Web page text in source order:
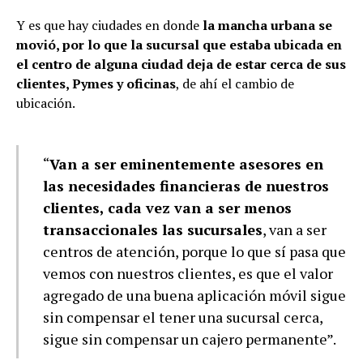
Y es que hay ciudades en donde la mancha urbana se
movió, por lo que la sucursal que estaba ubicada en
el centro de alguna ciudad deja de estar cerca de sus
clientes, Pymes y oficinas, de ahí el cambio de
ubicación.
“Van a ser eminentemente asesores en
las necesidades financieras de nuestros
clientes, cada vez van a ser menos
transaccionales las sucursales, van a ser
centros de atención, porque lo que sí pasa que
vemos con nuestros clientes, es que el valor
agregado de una buena aplicación móvil sigue
sin compensar el tener una sucursal cerca,
sigue sin compensar un cajero permanente”.